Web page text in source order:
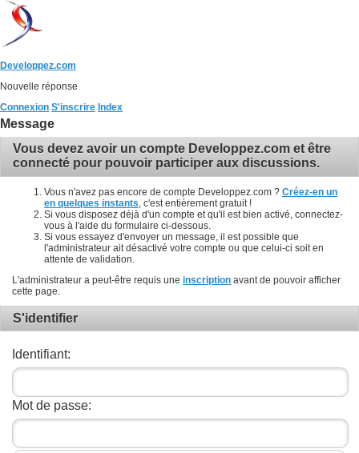
Developpez.com
Nouvelle réponse
Connexion S'inscrire Index
Message
Vous devez avoir un compte Developpez.com et être
connecté pour pouvoir participer aux discussions.
Vous n'avez pas encore de compte Developpez.com ? Créez-en un
en quelques instants , c'est entièrement gratuit !
Si vous disposez déjà d'un compte et qu'il est bien activé, connectez-
vous à l'aide du formulaire ci-dessous.
Si vous essayez d'envoyer un message, il est possible que
l'administrateur ait désactivé votre compte ou que celui-ci soit en
attente de validation.
L'administrateur a peut-être requis une inscription avant de pouvoir afficher
cette page.
S'identifier
Identifiant:
Mot de passe: